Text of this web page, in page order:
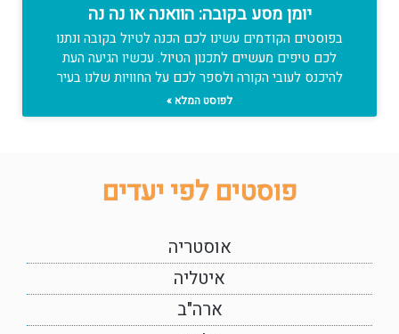
יומן מסע בקובה: הוואנה או נה נה
בפוסטים הקודמים עשינו לכם הכנה לטיול בקובה ונתנו
לכם טיפים מעשיים לתכנון הטיול. עכשיו הגיעה העת
להיכנס לעובי הקורה ולספר לכם על החוויות שלנו בעיר
לפוסט המלא »
פוסטים לפי יעדים
אוסטריה
איטליה
ארה"ב